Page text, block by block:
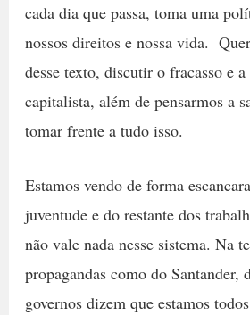
cada dia que passa, toma uma
nossos direitos e nossa vida.
desse texto, discutir o fracasso e
capitalista, além de pensarmos a
tomar frente a tudo isso.
Estamos vendo de forma
juventude e do restante dos
não vale nada nesse sistema. Na
propagandas como do Santander,
governos dizem que estamos